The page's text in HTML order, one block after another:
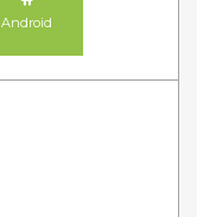
Android